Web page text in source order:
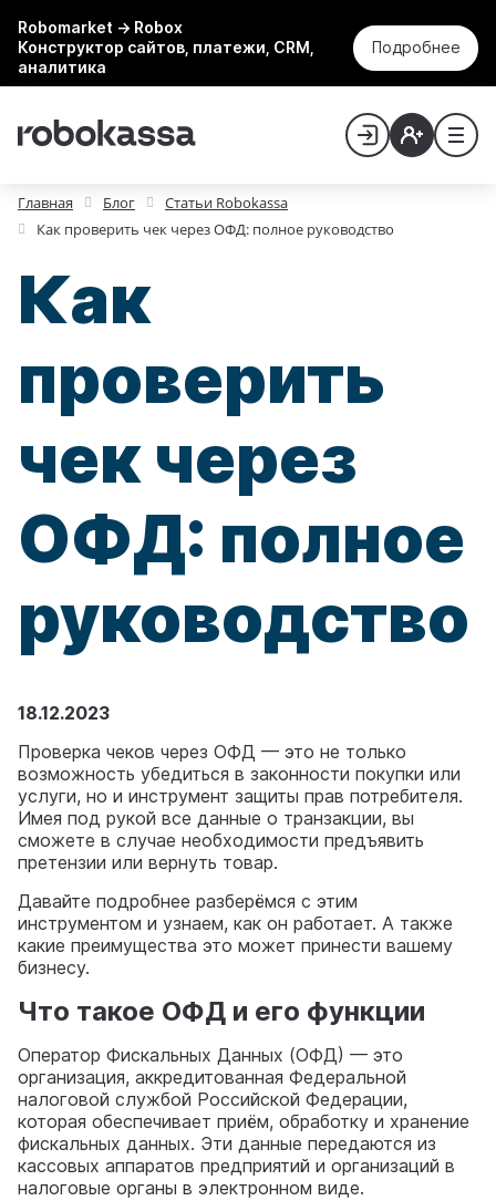
Robomarket → Robox
Конструктор сайтов, платежи, CRM,
аналитика
Подробнее
Главная Блог
Статьи Robokassa
Как проверить чек через ОФД: полное руководство
Как
проверить
чек через
ОФД: полное
руководство
18.12.2023
Проверка чеков через ОФД — это не только
возможность убедиться в законности покупки или
услуги, но и инструмент защиты прав потребителя.
Имея под рукой все данные о транзакции, вы
сможете в случае необходимости предъявить
претензии или вернуть товар.
Давайте подробнее разберёмся с этим
инструментом и узнаем, как он работает. А также
какие преимущества это может принести вашему
бизнесу.
Что такое ОФД и его функции
Оператор Фискальных Данных (ОФД) — это
организация, аккредитованная Федеральной
налоговой службой Российской Федерации,
которая обеспечивает приём, обработку и хранение
фискальных данных. Эти данные передаются из
кассовых аппаратов предприятий и организаций в
налоговые органы в электронном виде.